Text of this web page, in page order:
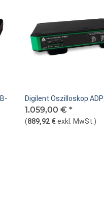
Digilent Oszilloskop
1.059,00 € *
(889,92 €exkl. MwSt. )